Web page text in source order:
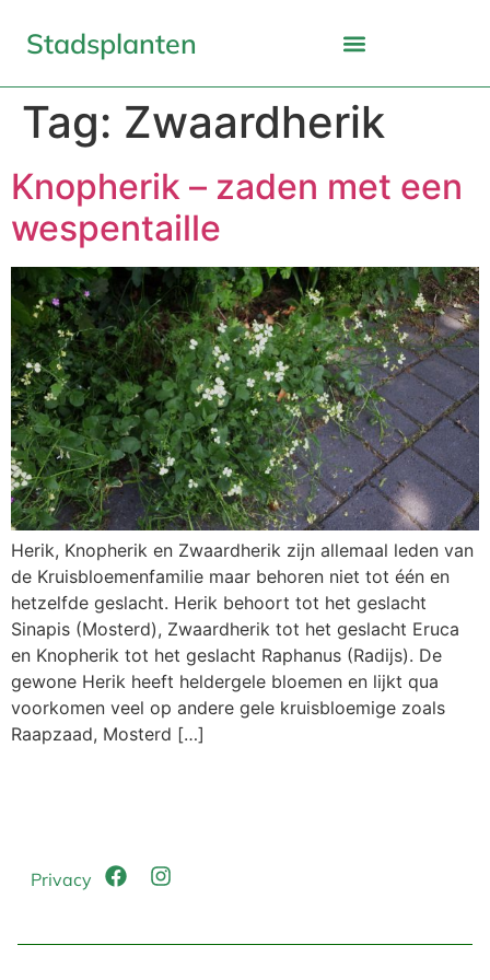
Stadsplanten
Tag: Zwaardherik
Knopherik – zaden met een
wespentaille
Herik, Knopherik en Zwaardherik zijn allemaal leden van
de Kruisbloemenfamilie maar behoren niet tot één en
hetzelfde geslacht. Herik behoort tot het geslacht
Sinapis (Mosterd), Zwaardherik tot het geslacht Eruca
en Knopherik tot het geslacht Raphanus (Radijs). De
gewone Herik heeft heldergele bloemen en lijkt qua
voorkomen veel op andere gele kruisbloemige zoals
Raapzaad, Mosterd […]
Privacy